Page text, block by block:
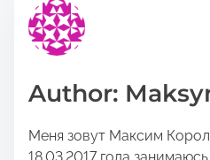
s
p
s
o
e
a
d
i
e
Author:
Меня зовут Максим